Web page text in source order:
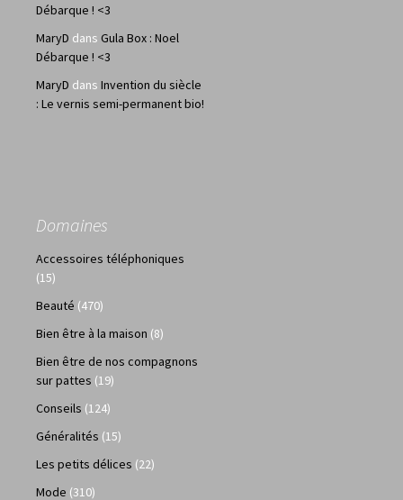
Débarque ! <3
MaryD dans Gula Box : Noel
Débarque ! <3
MaryD dans Invention du siècle
: Le vernis semi-permanent bio!
Domaines
Accessoires téléphoniques
(15)
Beauté (470)
Bien être à la maison (8)
Bien être de nos compagnons
sur pattes (19)
Conseils (124)
Généralités (15)
Les petits délices (22)
Mode (310)